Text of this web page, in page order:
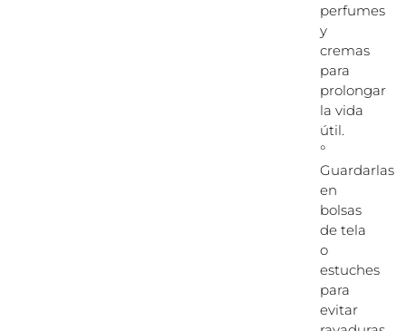
perfumes
y
cremas
para
prolongar
la vida
útil.
°
Guardarlas
en
bolsas
de tela
o
estuches
para
evitar